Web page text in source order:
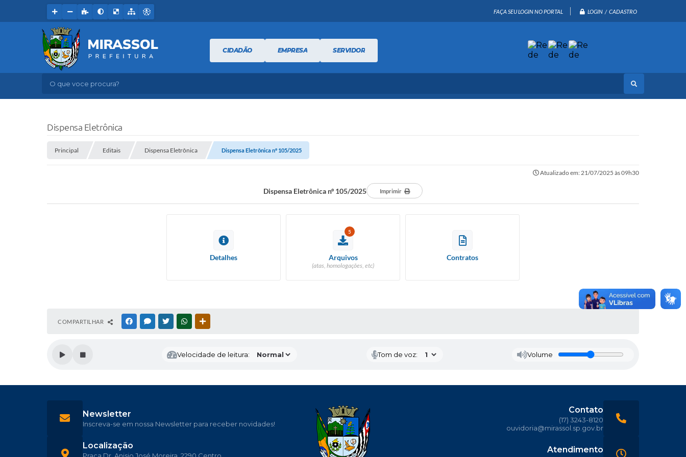
FAÇA SEU LOGIN NO PORTAL LOGIN / CADASTRO
O que voce procura?
CIDADÃO EMPRESA SERVIDOR
Dispensa Eletrônica
Principal Editais Dispensa Eletrônica Dispensa Eletrônica nº 105/2025
Atualizado em: 21/07/2025 às 09h30
Dispensa Eletrônica nº 105/2025 Imprimir
Detalhes
5
Arquivos
(atas, homologações, etc)
Contratos
COMPARTILHAR FACEBOOKMESSENGER
TWITTERWHATSAPP
Velocidade de leitura: Tom de voz: Volume
Localização
Contato
(17) 3243-8120
ouvidoria@mirassol.sp.gov.br
Atendimento
Newsletter
Inscreva-se em nossa Newsletter para receber novidades!